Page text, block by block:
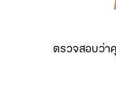
ตรวจสอบว่า